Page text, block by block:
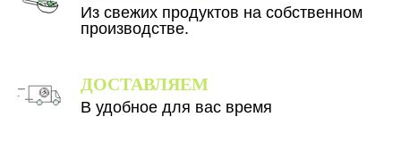
Из свежих продуктов на собственном
производстве.
ДОСТАВЛЯЕМ
В удобное для вас время